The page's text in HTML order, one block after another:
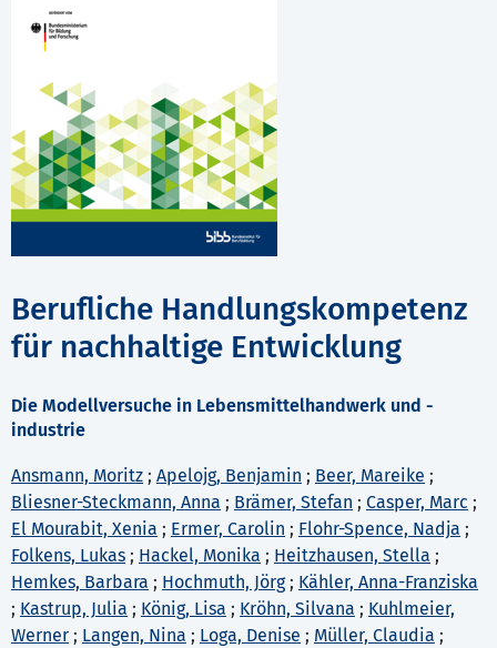
Berufliche Handlungskompetenz
für nachhaltige Entwicklung
Die Modellversuche in Lebensmittelhandwerk und -
industrie
Ansmann, Moritz ; Apelojg, Benjamin ; Beer, Mareike ;
Bliesner-Steckmann, Anna ; Brämer, Stefan ; Casper, Marc ;
El Mourabit, Xenia ; Ermer, Carolin ; Flohr-Spence, Nadja ;
Folkens, Lukas ; Hackel, Monika ; Heitzhausen, Stella ;
Hemkes, Barbara ; Hochmuth, Jörg; Kähler, Anna-Franziska
; Kastrup, Julia ; König, Lisa ; Kröhn, Silvana ; Kuhlmeier,
Werner ; Langen, Nina ; Loga, Denise ; Müller, Claudia ;